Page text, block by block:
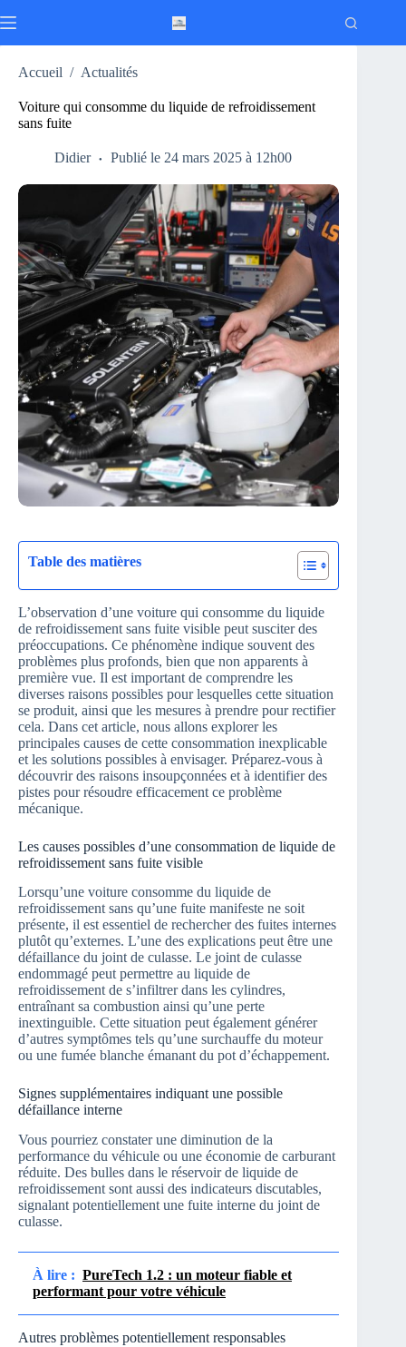
au
Accueil / Actualités
Voiture qui consomme du liquide de refroidissement
sans fuite
Didier Publié le 24 mars 2025 à 12h00
Table des matières
L’observation d’une voiture qui consomme du liquide
de refroidissement sans fuite visible peut susciter des
préoccupations. Ce phénomène indique souvent des
problèmes plus profonds, bien que non apparents à
première vue. Il est important de comprendre les
diverses raisons possibles pour lesquelles cette situation
se produit, ainsi que les mesures à prendre pour rectifier
cela. Dans cet article, nous allons explorer les
principales causes de cette consommation inexplicable
et les solutions possibles à envisager. Préparez-vous à
découvrir des raisons insoupçonnées et à identifier des
pistes pour résoudre efficacement ce problème
mécanique.
Les causes possibles d’une consommation de liquide de
refroidissement sans fuite visible
Lorsqu’une voiture consomme du liquide de
refroidissement sans qu’une fuite manifeste ne soit
présente, il est essentiel de rechercher des fuites internes
plutôt qu’externes. L’une des explications peut être une
défaillance du joint de culasse. Le joint de culasse
endommagé peut permettre au liquide de
refroidissement de s’infiltrer dans les cylindres,
entraînant sa combustion ainsi qu’une perte
inextinguible. Cette situation peut également générer
d’autres symptômes tels qu’une surchauffe du moteur
ou une fumée blanche émanant du pot d’échappement.
Signes supplémentaires indiquant une possible
défaillance interne
Vous pourriez constater une diminution de la
performance du véhicule ou une économie de carburant
réduite. Des bulles dans le réservoir de liquide de
refroidissement sont aussi des indicateurs discutables,
signalant potentiellement une fuite interne du joint de
culasse.
À lire : PureTech 1.2 : un moteur fiable et
performant pour votre véhicule
Autres problèmes potentiellement responsables